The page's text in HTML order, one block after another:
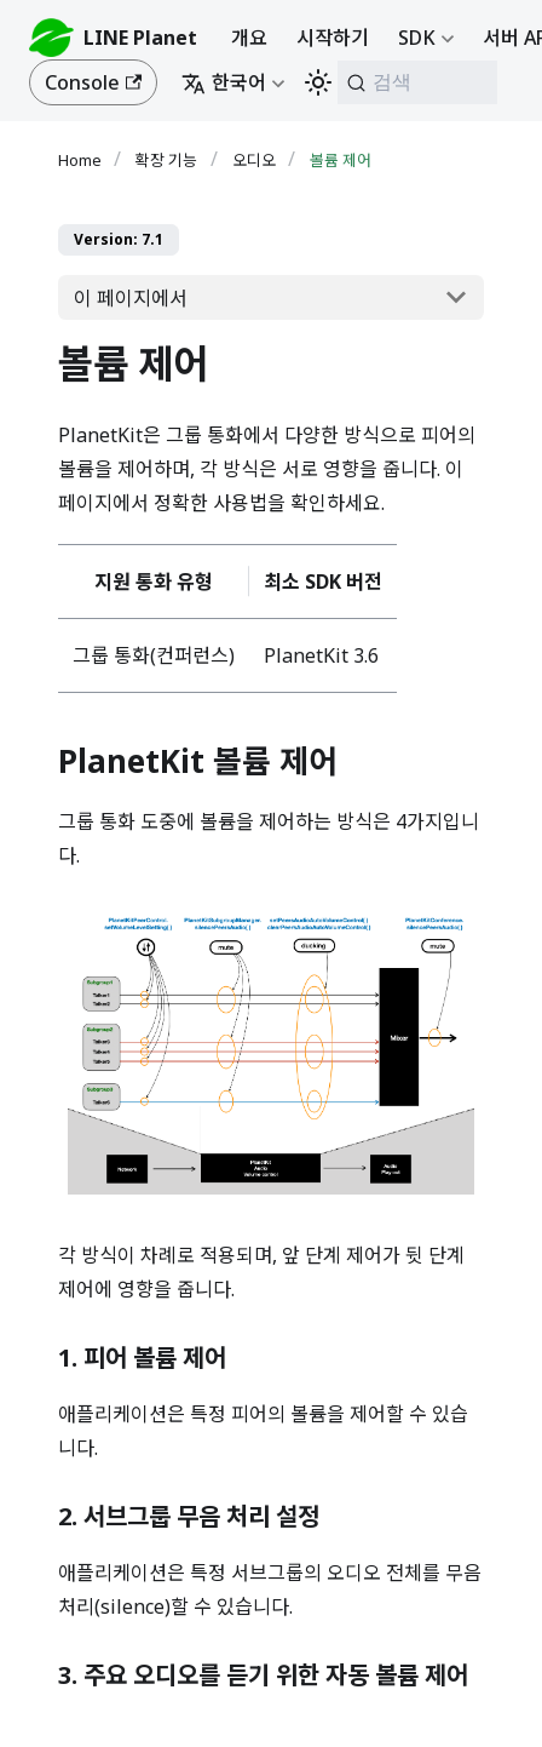
LINE Planet 개요 시작하기 SDK
서버
Console
한국어 검색
확장 기능 오디오 볼륨 제어
Version: 7.1
이 페이지에서
볼륨 제어
PlanetKit은 그룹 통화에서 다양한 방식으로 피어의
볼륨을 제어하며, 각 방식은 서로 영향을 줍니다. 이
페이지에서 정확한 사용법을 확인하세요.
지원 통화 유형 최소 SDK 버전
그룹 통화(컨퍼런스) PlanetKit 3.6
PlanetKit 볼륨 제어
그룹 통화 도중에 볼륨을 제어하는 방식은 4가지입니
다.
각 방식이 차례로 적용되며, 앞 단계 제어가 뒷 단계
제어에 영향을 줍니다.
1. 피어 볼륨 제어
애플리케이션은 특정 피어의 볼륨을 제어할 수 있습
니다.
2. 서브그룹 무음 처리 설정
애플리케이션은 특정 서브그룹의 오디오 전체를 무음
처리(silence)할 수 있습니다.
3. 주요 오디오를 듣기 위한 자동 볼륨 제어